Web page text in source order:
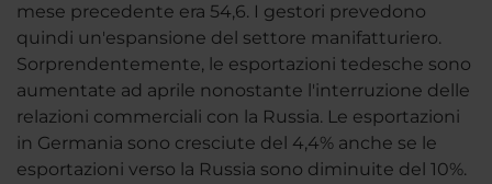
mese precedente era 54,6. I gestori prevedono
quindi un'espansione del settore manifatturiero.
Sorprendentemente, le esportazioni tedesche sono
aumentate ad aprile nonostante l'interruzione delle
relazioni commerciali con la Russia. Le esportazioni
in Germania sono cresciute del 4,4% anche se le
esportazioni verso la Russia sono diminuite del 10%.